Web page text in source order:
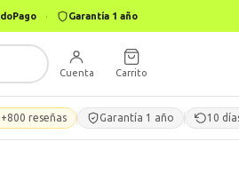
· Garantía 1 año
Cuenta Carrito
+800 reseñas Garantía 1 año 10